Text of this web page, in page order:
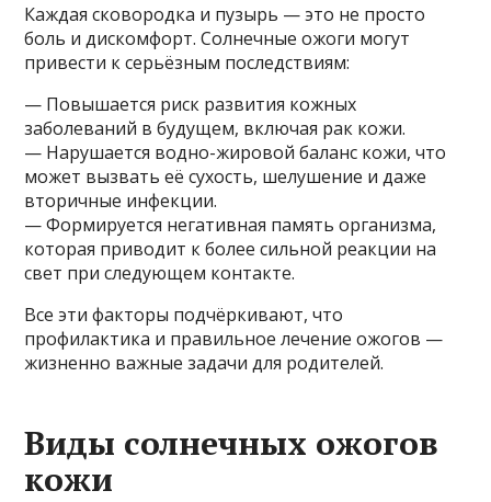
Каждая сковородка и пузырь — это не просто
боль и дискомфорт. Солнечные ожоги могут
привести к серьёзным последствиям:
— Повышается риск развития кожных
заболеваний в будущем, включая рак кожи.
— Нарушается водно-жировой баланс кожи, что
может вызвать её сухость, шелушение и даже
вторичные инфекции.
— Формируется негативная память организма,
которая приводит к более сильной реакции на
свет при следующем контакте.
Все эти факторы подчёркивают, что
профилактика и правильное лечение ожогов —
жизненно важные задачи для родителей.
Виды солнечных ожогов
кожи